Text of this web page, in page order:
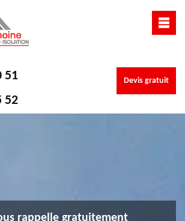
51
52
Devis gratuit
rappelle gratuitement